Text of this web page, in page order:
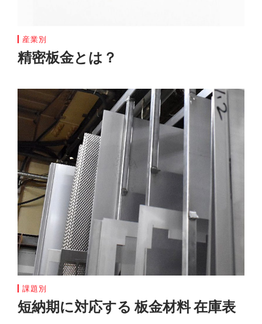
産業別
精密板金とは？
課題別
短納期に対応する 板金材料 在庫表